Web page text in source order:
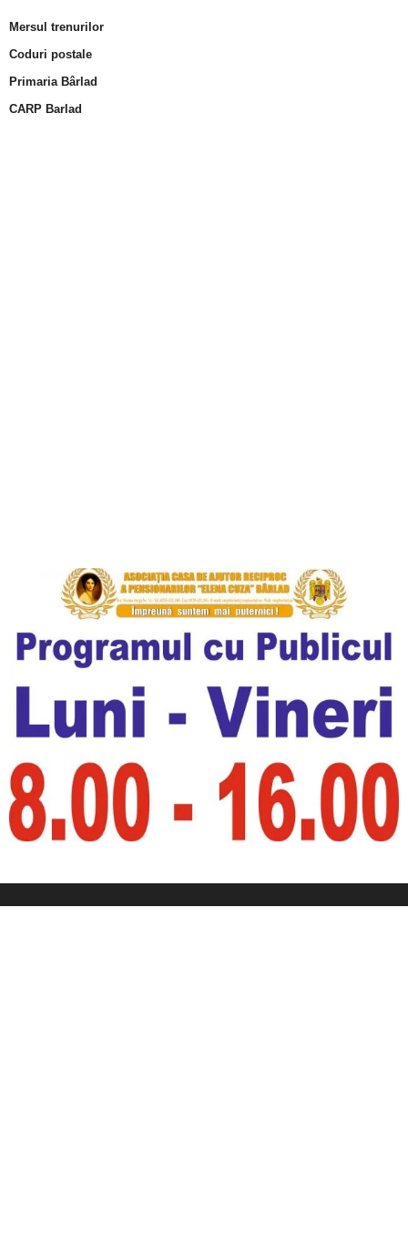
Mersul trenurilor
Coduri postale
Primaria Bârlad
CARP Barlad